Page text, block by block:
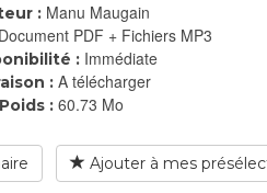
: Manu Maugain
Document PDF + Fichiers MP3
: Immédiate
: A télécharger
Poids : 60.73 Mo
Ajouter à mes